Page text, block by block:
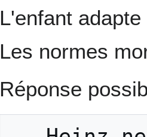
L'enfant
Les normes
Réponse